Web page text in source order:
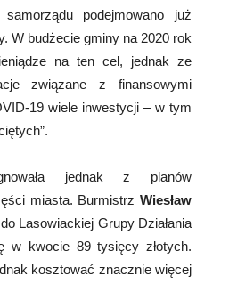
podejmowano już
W budżecie gminy na 2020 rok
na ten cel, jednak ze
związane z finansowymi
19 wiele inwestycji – w tym
jednak z planów
miasta. Burmistrz Wiesław
Lasowiackiej Grupy Działania
w kwocie 89 tysięcy złotych.
kosztować znacznie więcej